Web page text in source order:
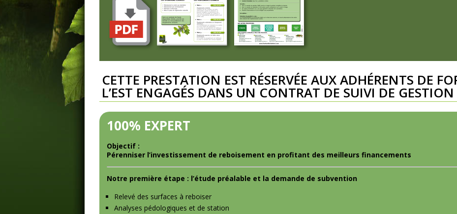
CETTE PRESTATION EST RÉSERVÉE AUX ADHÉRENTS DE
L’EST ENGAGÉS DANS UN CONTRAT DE SUIVI DE GESTION
100% EXPERT
Objectif :
Pérenniser l’investissement de reboisement en profitant des meilleurs financements
Notre première étape : l’étude préalable et la demande de subvention
Relevé des surfaces à reboiser
Analyses pédologiques et de station